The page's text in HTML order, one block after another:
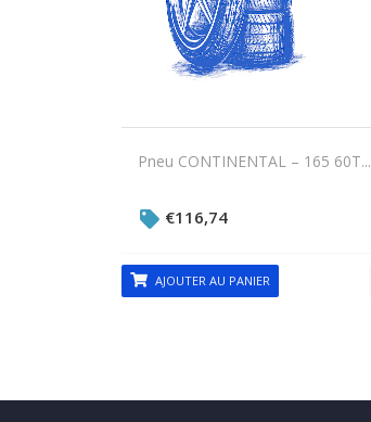
Pneu CONTINENTAL – 165 60T...
€116,74
AJOUTER AU PANIER